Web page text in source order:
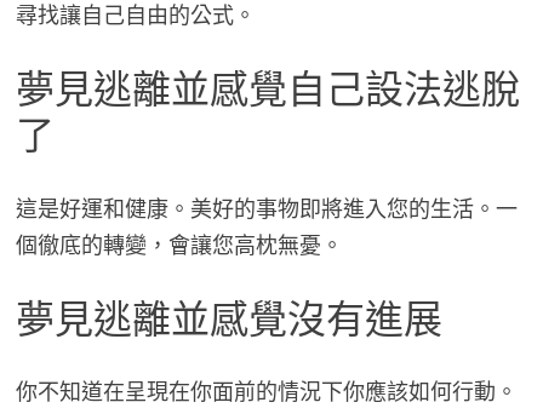
尋找讓自己自由的公式。
夢見逃離並感覺自己設法逃脫
了
這是好運和健康。美好的事物即將進入您的生活。一
個徹底的轉變，會讓您高枕無憂。
夢見逃離並感覺沒有進展
你不知道在呈現在你面前的情況下你應該如何行動。